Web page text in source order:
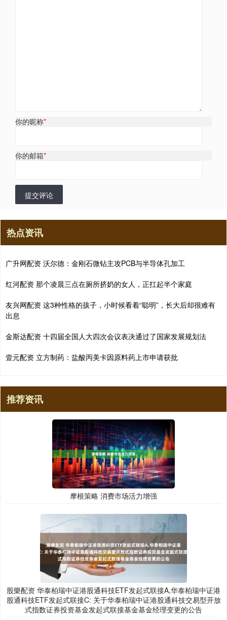
你的昵称*
你的邮箱*
提交评论
热点资讯
广升网配资 沃尔德：金刚石微钻主攻PCB与半导体孔加工
红河配资 那个凌晨三点在厕所挤奶的女人，正扛起半个家庭
友兴网配资 这3种性格的孩子，小时候看着“聪明”，长大后却很难有
出息
金斯达配资 十四届全国人大四次会议表决通过了国家发展规划法
壹元配资 立方制药：盐酸丙美卡因原料药上市申请获批
推荐资讯
摩根策略 消费市场活力增强
股樂配资 华泰柏瑞中证港股通科技ETF发起式联接A,华泰柏瑞中证港
股通科技ETF发起式联接C: 关于华泰柏瑞中证港股通科技交易型开放
式指数证券投资基金发起式联接基金基金经理变更的公告